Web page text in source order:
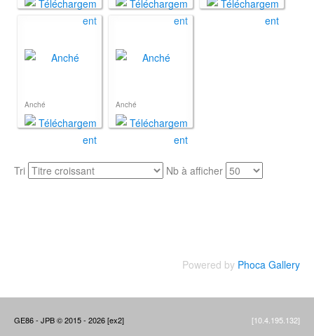
Anché Anché
Tri Nb à afficher
Powered by Phoca Gallery
GE86 - JPB © 2015 - 2026 [ex2] [10.4.195.132]